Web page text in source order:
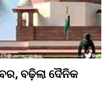
ବଢ଼ିଲା ଦୈନିକ